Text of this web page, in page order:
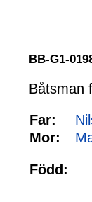
BB-G1-
Båtsman
Far:
Mor:
Född: